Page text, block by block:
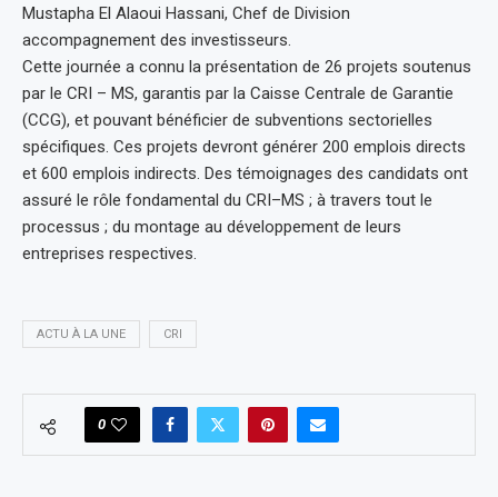
Mustapha El Alaoui Hassani, Chef de Division
accompagnement des investisseurs.
Cette journée a connu la présentation de 26 projets soutenus
par le CRI – MS, garantis par la Caisse Centrale de Garantie
(CCG), et pouvant bénéficier de subventions sectorielles
spécifiques. Ces projets devront générer 200 emplois directs
et 600 emplois indirects. Des témoignages des candidats ont
assuré le rôle fondamental du CRI–MS ; à travers tout le
processus ; du montage au développement de leurs
entreprises respectives.
ACTU À LA UNE CRI
0